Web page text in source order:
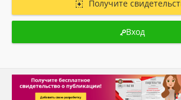
Получите
Вход